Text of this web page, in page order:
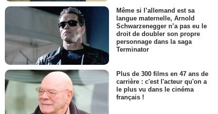
Même si l’allemand est sa
langue maternelle, Arnold
Schwarzenegger n’a pas eu le
droit de doubler son propre
personnage dans la saga
Terminator
Plus de 300 films en 47 ans de
carrière : c'est l'acteur qu'on a
le plus vu dans le cinéma
français !